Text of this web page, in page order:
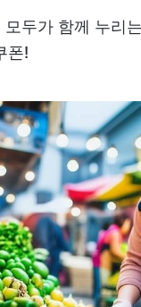
모두가 함께 누리
폰!